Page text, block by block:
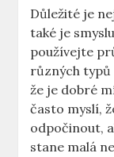
Důležité je
také je
používejte
různých typů
že je dobré
často myslí,
odpočinout,
stane malá